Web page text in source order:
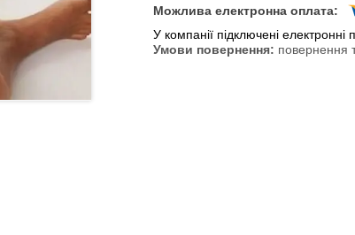
У компанії підключені
повернення